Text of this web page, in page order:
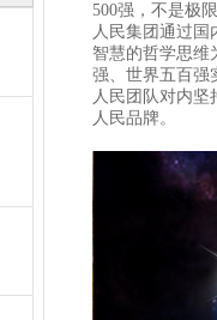
500强，不是极
人民集团通过
智慧的哲学思维
强、世界五百强
人民团队对内
人民品牌。